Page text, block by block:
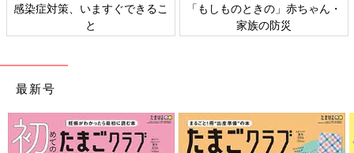
ゃん・
日本外来小児科学会リーフレッ
六星占術 細木かおりさ
最新号